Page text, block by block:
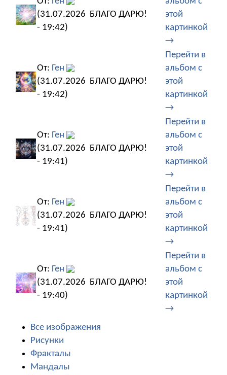
(31.07.2026
- 19:42)
БЛАГО ДАРЮ!
этой
картинкой
→
От: Ген
(31.07.2026
- 19:42)
БЛАГО ДАРЮ!
Перейти в
альбом с
этой
картинкой
→
От: Ген
(31.07.2026
- 19:41)
БЛАГО ДАРЮ!
Перейти в
альбом с
этой
картинкой
→
От: Ген
(31.07.2026
- 19:41)
БЛАГО ДАРЮ!
Перейти в
альбом с
этой
картинкой
→
От: Ген
(31.07.2026
- 19:40)
БЛАГО ДАРЮ!
Перейти в
альбом с
этой
картинкой
→
Все изображения
Рисунки
Фракталы
Мандалы